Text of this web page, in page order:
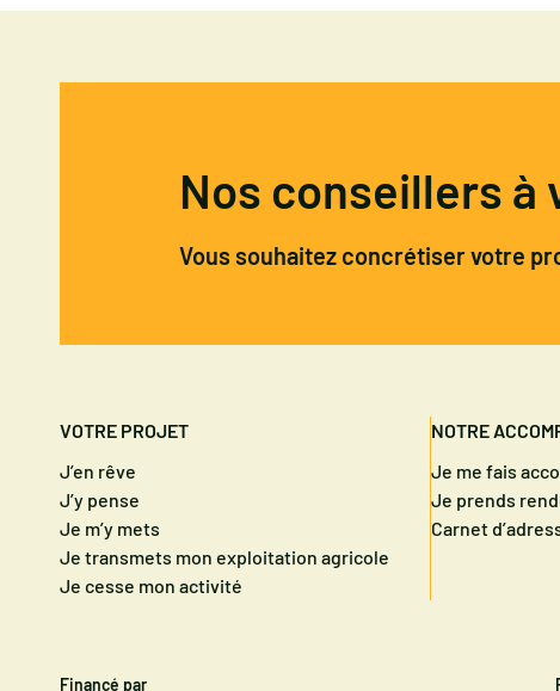
Nos conseillers à
Vous souhaitez concrétiser votre
VOTRE PROJET
J’en rêve
J’y pense
Je m’y mets
Je transmets mon exploitation agricole
Je cesse mon activité
NOTRE
Je me fais
Je prends
Carnet
Financé par